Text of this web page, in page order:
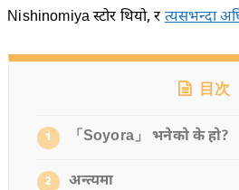
Nishinomiya स्टोर थियो, रत्यसभन्दा
目次
1 「Soyora」 भनेको के हो?
2 अन्त्यमा